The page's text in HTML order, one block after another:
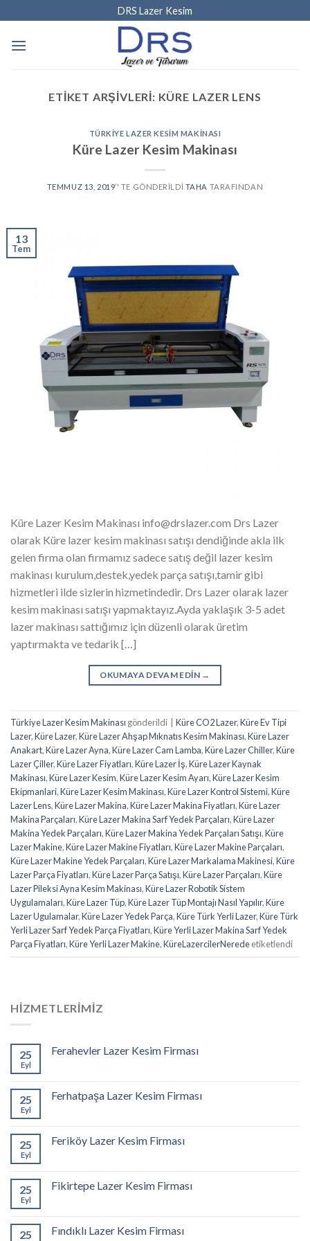
to
content
DRS Lazer Kesim
ETIKET ARŞIVLERI: KÜRE LAZER LENS
TÜRKIYE LAZER KESIM MAKINASI
Küre Lazer Kesim Makinası
TEMMUZ 13, 2019’' TE GÖNDERILDI TAHA TARAFINDAN
13
Tem
Küre Lazer Kesim Makinası info@drslazer.com Drs Lazer
olarak Küre lazer kesim makinası satışı dendiğinde akla ilk
gelen firma olan firmamız sadece satış değil lazer kesim
makinası kurulum,destek,yedek parça satışı,tamir gibi
hizmetleri ilde sizlerin hizmetindedir. Drs Lazer olarak lazer
kesim makinası satışı yapmaktayız.Ayda yaklaşık 3-5 adet
lazer makinası sattığımız için düzenli olarak üretim
yaptırmakta ve tedarik […]
OKUMAYA DEVAM EDIN →
Türkiye Lazer Kesim Makinası gönderildi Küre CO2 Lazer,Küre Ev Tipi
Lazer,Küre Lazer,Küre Lazer Ahşap Mıknatıs Kesim Makinası,Küre Lazer
Anakart,Küre Lazer Ayna,Küre Lazer Cam Lamba,Küre Lazer Chiller,Küre
Lazer Çiller,Küre Lazer Fiyatları,Küre Lazer İş,Küre Lazer Kaynak
Makinası,Küre Lazer Kesim,Küre Lazer Kesim Ayarı,Küre Lazer Kesim
Ekipmanlari,Küre Lazer Kesim Makinası,Küre Lazer Kontrol Sistemi,Küre
Lazer Lens,Küre Lazer Makina,Küre Lazer Makina Fiyatları,Küre Lazer
Makina Parçaları,Küre Lazer Makina Sarf Yedek Parçaları,Küre Lazer
Makina Yedek Parçaları,Küre Lazer Makina Yedek Parçaları Satışı,Küre
Lazer Makine,Küre Lazer Makine Fiyatları,Küre Lazer Makine Parçaları,
Küre Lazer Makine Yedek Parçaları,Küre Lazer Markalama Makinesi,Küre
Lazer Parça Fiyatları,Küre Lazer Parça Satışı,Küre Lazer Parçaları,Küre
Lazer Pileksi Ayna Kesim Makinası,Küre Lazer Robotik Sistem
Uygulamaları,Küre Lazer Tüp,Küre Lazer Tüp Montajı Nasıl Yapılır,Küre
Lazer Ugulamalar,Küre Lazer Yedek Parça,Küre Türk Yerli Lazer,Küre Türk
Yerli Lazer Sarf Yedek Parça Fiyatları,Küre Yerli Lazer Makina Sarf Yedek
Parça Fiyatları,Küre Yerli Lazer Makine,KüreLazercilerNeredeetiketlendi
HIZMETLERIMIZ
25
Eyl
Ferahevler Lazer Kesim Firması
25
Eyl
Ferhatpaşa Lazer Kesim Firması
25
Eyl
Feriköy Lazer Kesim Firması
25
Eyl
Fikirtepe Lazer Kesim Firması
25 Fındıklı Lazer Kesim Firması